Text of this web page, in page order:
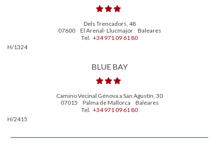
Dels Trencadors, 48
07600
El Arenal- Llucmajor
Baleares
Tel. +34 971 09 61 80
H/1324
BLUE BAY
Camino Vecinal Génova a San Agustín, 30
07015
Palma de Mallorca
Baleares
Tel. +34 971 09 61 80
H/2415